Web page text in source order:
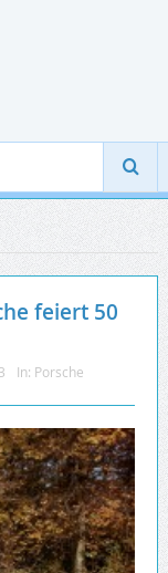
feiert 50
In: Porsche